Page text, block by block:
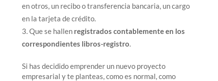
en otros, un recibo o transferencia bancaria, un cargo
en la tarjeta de crédito.
Que se hallen registrados contablemente en los
correspondientes libros-registro.
Si has decidido emprender un nuevo proyecto
empresarial y te planteas, como es normal, como